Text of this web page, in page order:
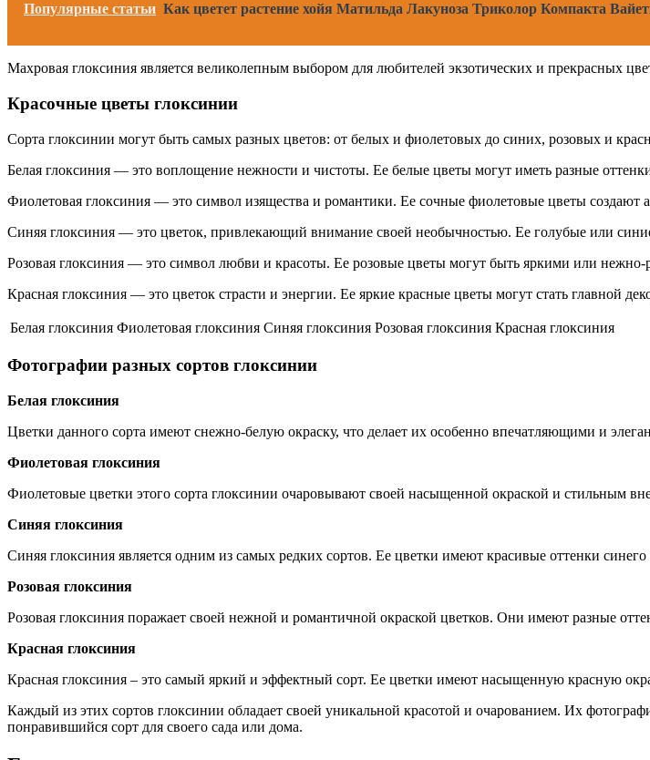
Популярные статьи Как цветет растение хойя Матильда Лакуноза Триколор Компакта
Махровая глоксиния является великолепным выбором для любителей экзотических и прекрасных
Красочные цветы глоксинии
Сорта глоксинии могут быть самых разных цветов: от белых и фиолетовых до синих, розовых и
Белая глоксиния — это воплощение нежности и чистоты. Ее белые цветы могут иметь разные
Фиолетовая глоксиния — это символ изящества и романтики. Ее сочные фиолетовые цветы создают
Синяя глоксиния — это цветок, привлекающий внимание своей необычностью. Ее голубые или
Розовая глоксиния — это символ любви и красоты. Ее розовые цветы могут быть яркими или
Красная глоксиния — это цветок страсти и энергии. Ее яркие красные цветы могут стать главной
Белая глоксиния Фиолетовая глоксиния Синяя глоксиния Розовая глоксиния Красная глоксиния
Фотографии разных сортов глоксинии
Белая глоксиния
Цветки данного сорта имеют снежно-белую окраску, что делает их особенно впечатляющими и
Фиолетовая глоксиния
Фиолетовые цветки этого сорта глоксинии очаровывают своей насыщенной окраской и стильным
Синяя глоксиния
Синяя глоксиния является одним из самых редких сортов. Ее цветки имеют красивые оттенки
Розовая глоксиния
Розовая глоксиния поражает своей нежной и романтичной окраской цветков. Они имеют разные
Красная глоксиния
Красная глоксиния – это самый яркий и эффектный сорт. Ее цветки имеют насыщенную красную
Каждый из этих сортов глоксинии обладает своей уникальной красотой и очарованием. Их
понравившийся сорт для своего сада или дома.